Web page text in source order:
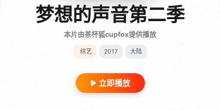
梦想的声音第二季
本片由茶杯狐cupfox提供播放
综艺 2017 大陆
立即播放